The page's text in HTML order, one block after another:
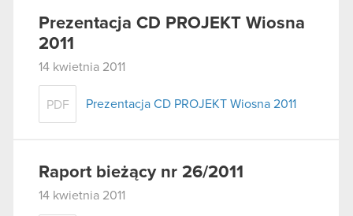
Prezentacja CD PROJEKT Wiosna
2011
14 kwietnia 2011
PDF Prezentacja CD PROJEKT Wiosna 2011
Raport bieżący nr 26/2011
14 kwietnia 2011